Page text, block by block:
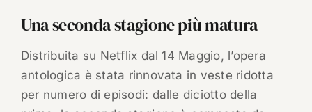
Una seconda stagione più matura
Distribuita su Netflix dal 14 Maggio, l’opera
antologica è stata rinnovata in veste ridotta
per numero di episodi: dalle diciotto della